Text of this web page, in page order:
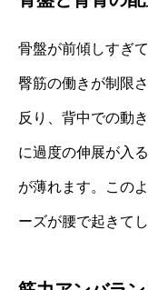
骨盤が前傾しすぎ
臀筋の働きが制限
反り、背中での動
に過度の伸展が入
が薄れます。この
ーズが腰で起きて